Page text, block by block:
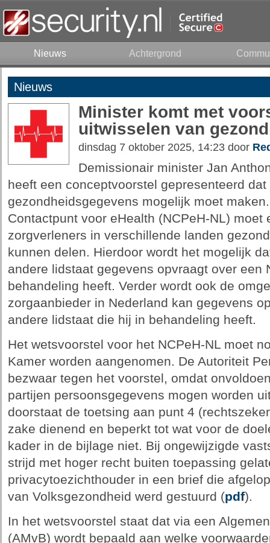
Nieuws Achtergrond
Nieuws
Minister komt met
uitwisselen van
dinsdag 7 oktober 2025, 14:23 door
Demissionair minister Jan
heeft een conceptvoorstel gepresenteerd
gezondheidsgegevens mogelijk moet
Contactpunt voor eHealth (NCPeH-NL) moet
zorgverleners in verschillende landen
kunnen delen. Hierdoor wordt het mogelijk
andere lidstaat gegevens opvraagt over een
behandeling heeft. Verder wordt ook de
zorgaanbieder in Nederland kan gegevens
andere lidstaat die hij in behandeling heeft.
Het wetsvoorstel voor het NCPeH-NL moet
Kamer worden aangenomen. De Autoriteit
bezwaar tegen het voorstel, omdat
partijen persoonsgegevens mogen worden
doorstaat de toetsing aan punt 4
zake dienend en beperkt tot wat voor de
kader in de bijlage niet. Bij ongewijzigde
strijd met hoger recht buiten toepassing
privacytoezichthouder in een brief die
van Volksgezondheid werd gestuurd (pdf).
In het wetsvoorstel staat dat via een
(AMvB) wordt bepaald aan welke